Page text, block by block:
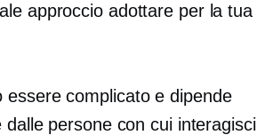
approccio adottare per la tua
complicato e dipende
persone con cui interagisci